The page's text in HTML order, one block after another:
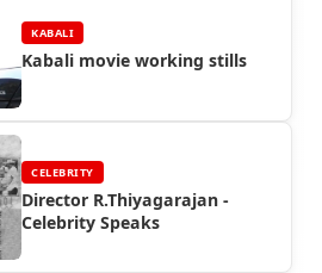
KABALI
Kabali movie working stills
CELEBRITY
Director R.Thiyagarajan -
Celebrity Speaks